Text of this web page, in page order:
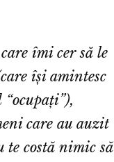
îmi cer să le
își amintesc
care au auzit
te costă nimic să